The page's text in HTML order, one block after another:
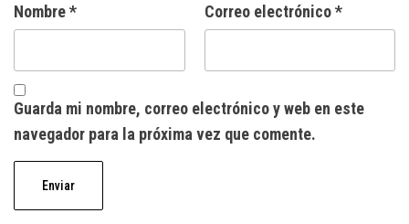
Nombre* Correo electrónico*
Guarda mi nombre, correo electrónico y web en este
navegador para la próxima vez que comente.